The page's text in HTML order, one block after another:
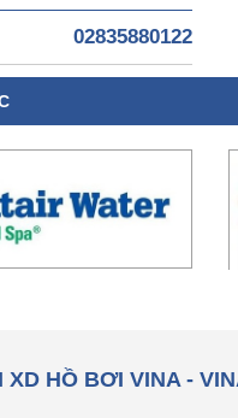
02835880122
XD HỒ BƠI VINA -